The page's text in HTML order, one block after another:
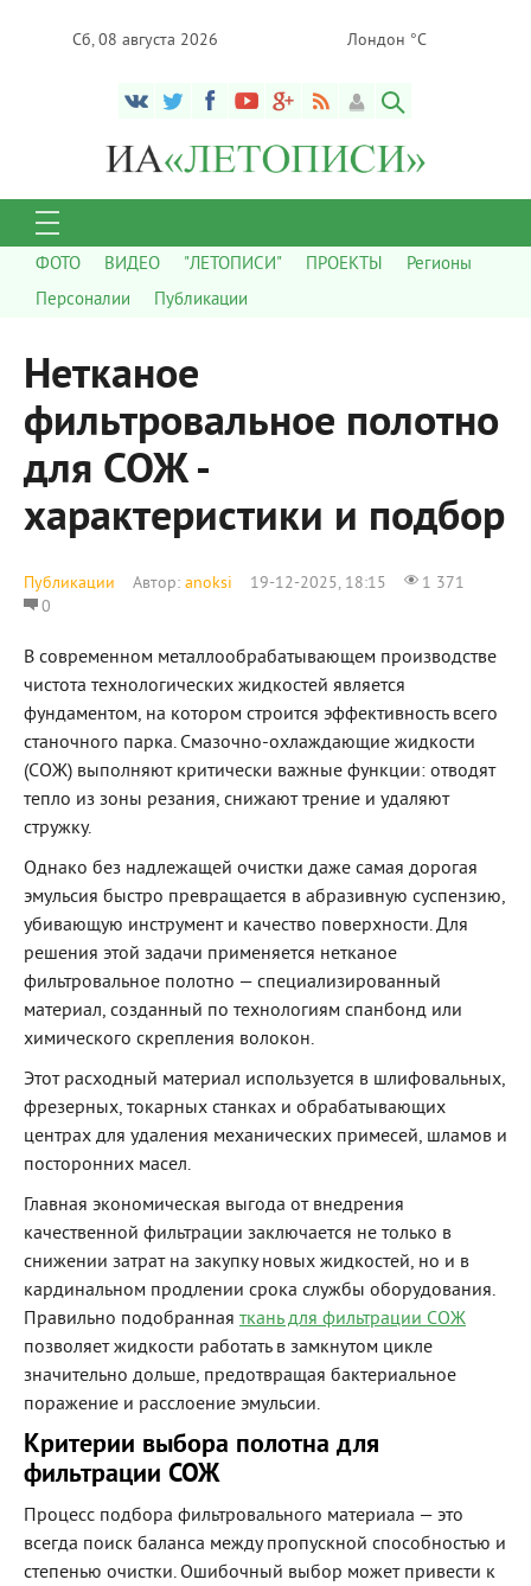
Сб, 08 августа 2026 Лондон °C
ФОТО ВИДЕО "ЛЕТОПИСИ" ПРОЕКТЫ
Регионы
Персоналии
Публикации
Нетканое
фильтровальное полотно
для СОЖ -
характеристики и подбор
Публикации Автор: anoksi 19-12-2025, 18:15
1 371
0
В современном металлообрабатывающем производстве
чистота технологических жидкостей является
фундаментом, на котором строится эффективность всего
станочного парка. Смазочно-охлаждающие жидкости
(СОЖ) выполняют критически важные функции: отводят
тепло из зоны резания, снижают трение и удаляют
стружку.
Однако без надлежащей очистки даже самая дорогая
эмульсия быстро превращается в абразивную суспензию,
убивающую инструмент и качество поверхности. Для
решения этой задачи применяется нетканое
фильтровальное полотно — специализированный
материал, созданный по технологиям спанбонд или
химического скрепления волокон.
Этот расходный материал используется в шлифовальных,
фрезерных, токарных станках и обрабатывающих
центрах для удаления механических примесей, шламов и
посторонних масел.
Главная экономическая выгода от внедрения
качественной фильтрации заключается не только в
снижении затрат на закупку новых жидкостей, но и в
кардинальном продлении срока службы оборудования.
Правильно подобранная ткань для фильтрации СОЖ
позволяет жидкости работать в замкнутом цикле
значительно дольше, предотвращая бактериальное
поражение и расслоение эмульсии.
Критерии выбора полотна для
фильтрации СОЖ
Процесс подбора фильтровального материала — это
всегда поиск баланса между пропускной способностью и
степенью очистки. Ошибочный выбор может привести к